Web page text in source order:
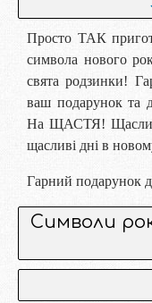
Просто ТАК
символа нового
свята родзинки!
ваш подарунок та
На ЩАСТЯ!
щасливі дні в
Гарний подарунок
Символи